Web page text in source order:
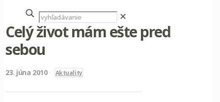
✕
Celý život mám ešte pred
sebou
23. júna 2010 Aktuality